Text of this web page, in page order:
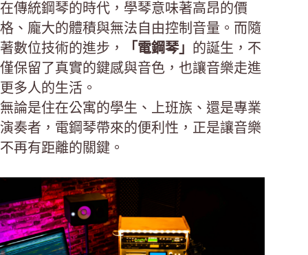
在傳統鋼琴的時代，學琴意味著高昂的價
格、龐大的體積與無法自由控制音量。而隨
著數位技術的進步，
「電鋼琴」 的誕生，不
僅保留了真實的鍵感與音色，也讓音樂走進
更多人的生活。
無論是住在公寓的學生、上班族、還是專業
演奏者，電鋼琴帶來的便利性，正是讓音樂
不再有距離的關鍵。